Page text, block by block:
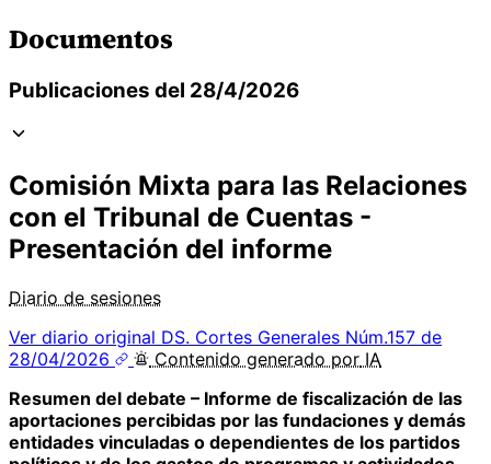
Documentos
Publicaciones del 28/4/2026
Comisión Mixta para las Relaciones
con el Tribunal de Cuentas -
Presentación del informe
Diario de sesiones
Ver diario original DS. Cortes Generales Núm.157 de
28/04/2026
Contenido generado por IA
Resumen del debate – Informe de fiscalización de las
aportaciones percibidas por las fundaciones y demás
entidades vinculadas o dependientes de los partidos